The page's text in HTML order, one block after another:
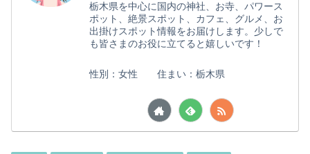
栃木県を中心に国内の神社、お寺、パワース
ポット、絶景スポット、カフェ、グルメ、お
出掛けスポット情報をお届けします。少しで
も皆さまのお役に立てると嬉しいです！
性別：女性 住まい：栃木県